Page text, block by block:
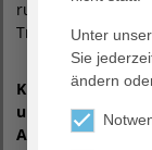
rund ums
Tragen.
Kursleitung
und
Anmeldung:
Unter
Sie
ändern